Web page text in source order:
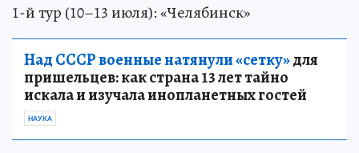
1-й тур (10–13 июля): «Челябинск»
Над СССР военные натянули «сетку»для
пришельцев: как страна 13 лет тайно
искала и изучала инопланетных гостей
НАУКА